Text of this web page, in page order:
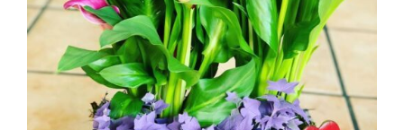
AÑADIR AL CARRITO
/
DETALLES